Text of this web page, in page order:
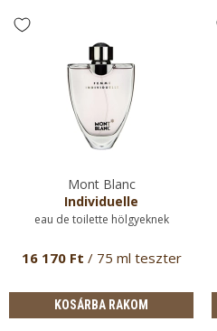
Mont Blanc
Individuelle
eau de toilette hölgyeknek
16 170 Ft / 75 ml teszter
KOSÁRBA RAKOM